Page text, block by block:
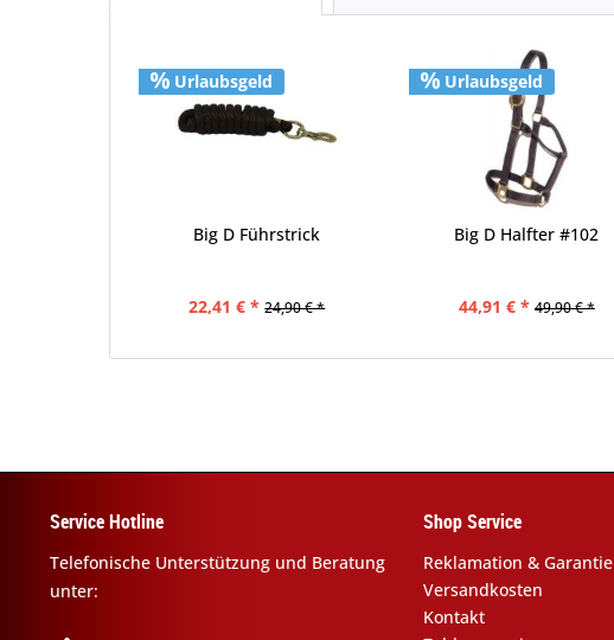
Urlaubsgeld
Big D Führstrick
22,41 € * 24,90 € *
Urlaubsgeld
Big D Halfter #102
44,91 € * 49,90 € *
Service Hotline
Telefonische Unterstützung und Beratung
unter:
Shop Service
Reklamation & Garantie
Versandkosten
Kontakt